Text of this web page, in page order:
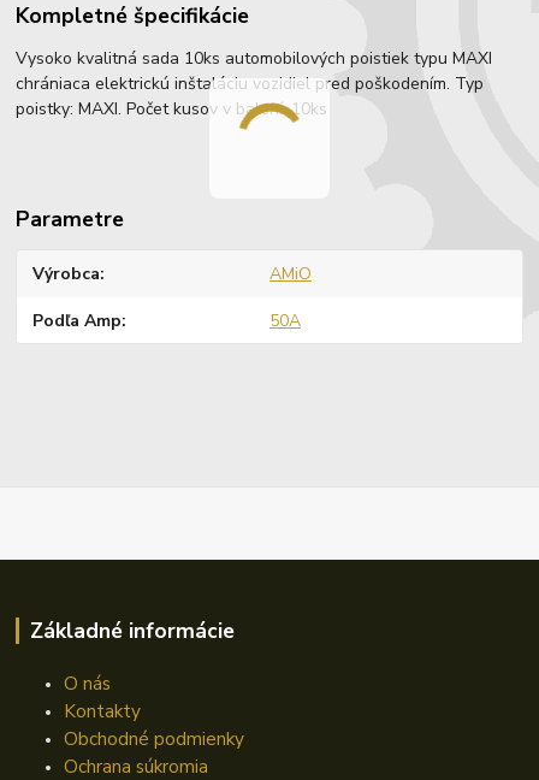
Kompletné špecifikácie
Vysoko kvalitná sada 10ks automobilových poistiek typu MAXI
chrániaca elektrickú inštaláciu vozidiel pred poškodením. Typ
poistky: MAXI. Počet kusov v balení: 10ks
Parametre
Výrobca AMiO
Podľa Amp 50A
Základné informácie
O nás
Kontakty
Obchodné podmienky
Ochrana súkromia